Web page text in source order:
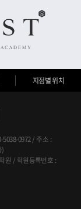
지점별 위치
0972 / 주소 :
)
원 / 학원등록번호 :